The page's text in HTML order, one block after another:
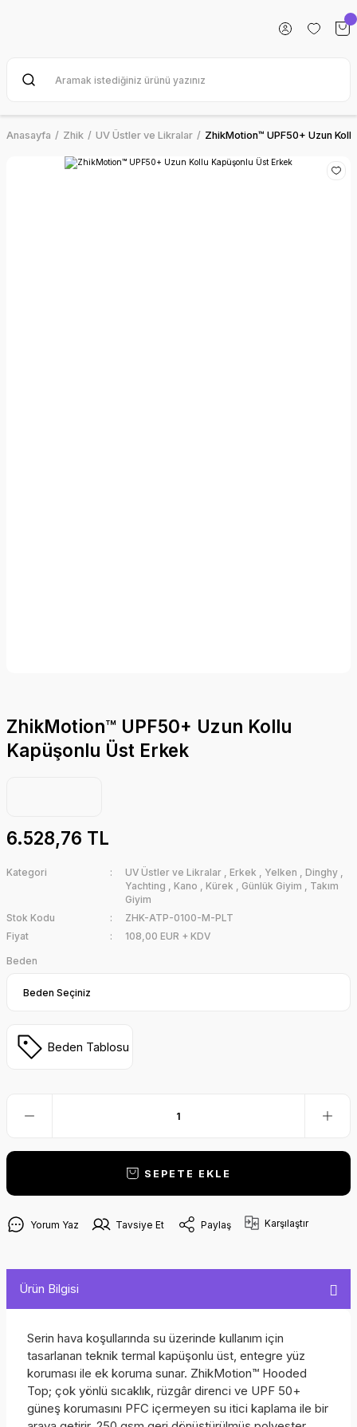
Anasayfa Zhik UV Üstler ve Likralar ZhikMotion™ UPF50+ Uzun
ZhikMotion™ UPF50+ Uzun Kollu
Kapüşonlu Üst Erkek
6.528,76 TL
Kategori UV Üstler ve Likralar , Erkek , Yelken , Dinghy ,
Yachting , Kano , Kürek , Günlük Giyim , Takım
Giyim
Stok Kodu
ZHK-ATP-0100-M-PLT
Fiyat
108,00 EUR + KDV
Beden
Beden Tablosu
SEPETE EKLE
Yorum Yaz Tavsiye Et Paylaş Karşılaştır
Ürün Bilgisi
Serin hava koşullarında su üzerinde kullanım için
tasarlanan teknik termal kapüşonlu üst, entegre yüz
koruması ile ek koruma sunar. ZhikMotion™ Hooded
Top; çok yönlü sıcaklık, rüzgâr direnci ve UPF 50+
güneş korumasını PFC içermeyen su itici kaplama ile bir